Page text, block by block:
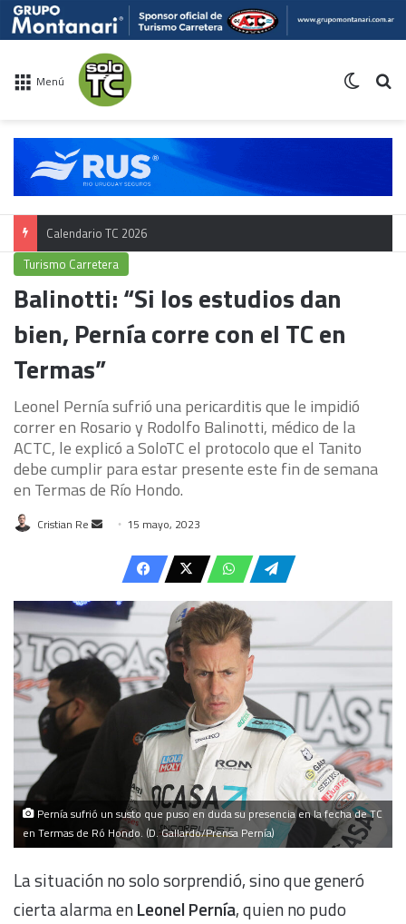
Menú
Calendario TC 2026
Turismo Carretera
Balinotti: “Si los estudios dan
bien, Pernía corre con el TC en
Termas”
Leonel Pernía sufrió una pericarditis que le impidió
correr en Rosario y Rodolfo Balinotti, médico de la
ACTC, le explicó a SoloTC el protocolo que el Tanito
debe cumplir para estar presente este fin de semana
en Termas de Río Hondo.
Cristian Re
Send
email
15 mayo, 2023
Pernía sufrió un susto que puso en duda su presencia en la fecha de TC
en Termas de Ró Hondo. (D. Gallardo/Prensa Pernía)
La situación no solo sorprendió, sino que generó
cierta alarma enLeonel Pernía, quien no pudo